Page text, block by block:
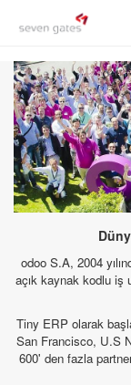
odoo S.A, 2004
açık kaynak kodlu iş
Tiny ERP olarak
San Francisco, U.S
600' den fazla